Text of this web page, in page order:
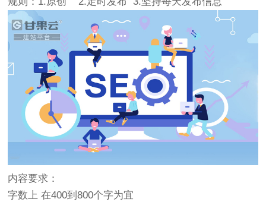
内容要求：
字数上 在400到800个字为宜